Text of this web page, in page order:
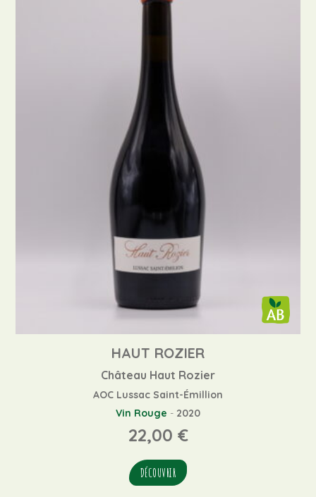
HAUT ROZIER
Château Haut Rozier
AOC Lussac Saint-Émillion
Vin Rouge - 2020
22,00 €
DÉCOUVRIR